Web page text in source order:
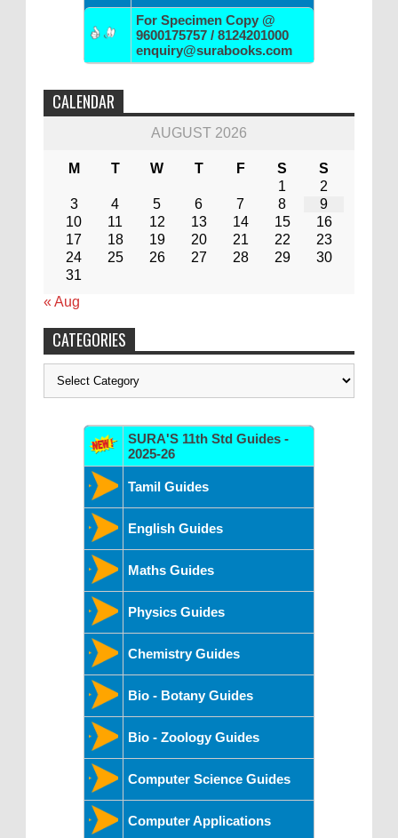
For Specimen Copy @
9600175757 / 8124201000
enquiry@surabooks.com
CALENDAR
AUGUST 2026
M T W T F S
S
1
2
3
4 5 6 7 8
9
10
11 12 13 14 15
16
17
18 19 20 21 22
23
24
25 26 27 28 29
30
31
« Aug
CATEGORIES
Categories
SURA'S 11th Std Guides -
2025-26
Tamil Guides
English Guides
Maths Guides
Physics Guides
Chemistry Guides
Bio - Botany Guides
Bio - Zoology Guides
Computer Science Guides
Computer Applications